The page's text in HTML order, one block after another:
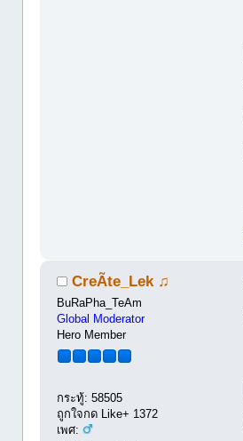
CreÃte_Lek ♫
BuRaPha_TeAm
Global Moderator
Hero Member
กระทู้: 58505
ถูกใจกด Like+ 1372
เพศ: